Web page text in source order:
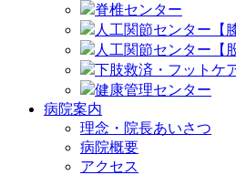
脊椎センター
人工関節センター【
人工関節センター【
下肢救済・フットケ
健康管理センター
病院案内
理念・院長あいさつ
病院概要
アクセス